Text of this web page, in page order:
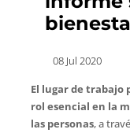
08 Jul 2020
El lugar de trabajo
rol esencial en la
las personas, a